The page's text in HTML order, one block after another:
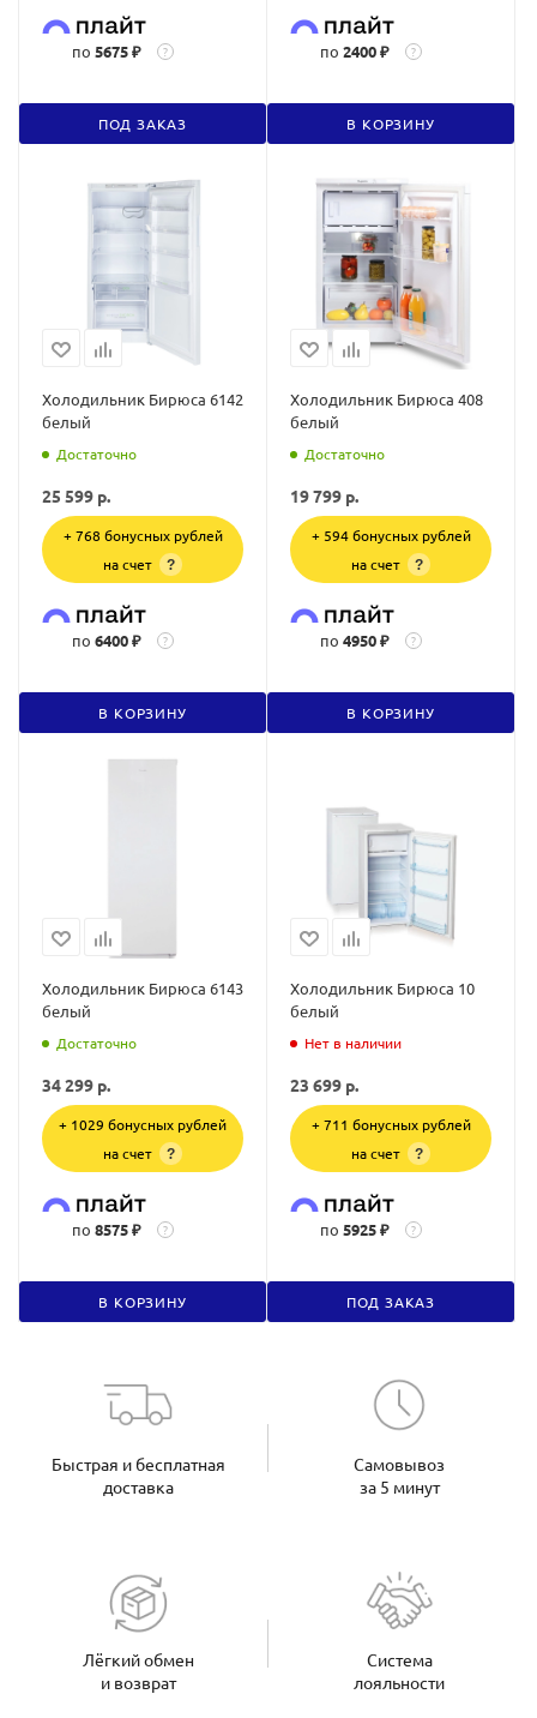
по 5675 ₽ ?
ПОД ЗАКАЗ
по 2400 ₽ ?
В КОРЗИНУ
Холодильник Бирюса 6142
белый
Достаточно
25 599 р.
+ 768 бонусных рублей
на счет
?
по 6400 ₽ ?
В КОРЗИНУ
Холодильник Бирюса 408
белый
Достаточно
19 799 р.
+ 594 бонусных рублей
на счет
?
по 4950 ₽ ?
В КОРЗИНУ
Холодильник Бирюса 6143
белый
Достаточно
34 299 р.
+ 1029 бонусных рублей
на счет
?
по 8575 ₽ ?
В КОРЗИНУ
Холодильник Бирюса 10
белый
Нет в наличии
23 699 р.
+ 711 бонусных рублей
на счет
?
по 5925 ₽ ?
ПОД ЗАКАЗ
Быстрая и бесплатная
доставка
Самовывоз
за 5 минут
Лёгкий обмен
и возврат
Система
лояльности